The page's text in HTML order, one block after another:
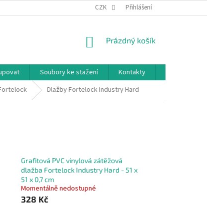
PODMÍNKY OCHRANY OSOBNÍCH ÚDAJŮ
CZK Přihlášení
NÁKUPNÍ
Prázdný košík
Soubory ke stažení Kontakty
Dlažby Fortelock Industry Hard
Grafitová PVC vinylová zátěžová
dlažba Fortelock Industry Hard - 51 x
51 x 0,7 cm
Momentálně nedostupné
328 Kč